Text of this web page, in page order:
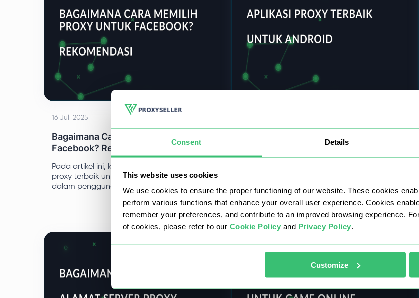
Consent Details
This website uses cookies
We use cookies to ensure the proper functioning of our website. These cookies
perform various functions that enhance your overall user experience. Cookies
remember your preferences, and contribute to an improved browsing experience.
of cookies, please refer to our Cookie Policy and Privacy Policy.
Customize
16 Juli 2025
Bagaimana Cara Memilih Proxy untuk
Facebook? Rekomendasi
Pada artikel ini, kita akan mengetahui apa
proxy terbaik untuk Facebook, perannya
dalam penggunaan platform sosial ini secara
menemukan solusi yang tepat.
Artikel ini memberikan informasi seputar
tahun 2025.